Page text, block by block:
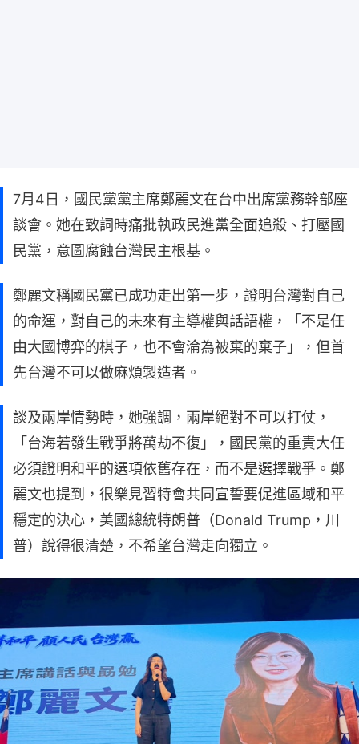
7月4日，國民黨黨主席鄭麗文在台中出席黨務幹部座
談會。她在致詞時痛批執政民進黨全面追殺、打壓國
民黨，意圖腐蝕台灣民主根基。
鄭麗文稱國民黨已成功走出第一步，證明台灣對自己
的命運，對自己的未來有主導權與話語權，「不是任
由大國博弈的棋子，也不會淪為被棄的棄子」，但首
先台灣不可以做麻煩製造者。
談及兩岸情勢時，她強調，兩岸絕對不可以打仗，
「台海若發生戰爭將萬劫不復」，國民黨的重責大任
必須證明和平的選項依舊存在，而不是選擇戰爭。鄭
麗文也提到，很樂見習特會共同宣誓要促進區域和平
穩定的決心，美國總統特朗普（Donald Trump，川
普）說得很清楚，不希望台灣走向獨立。